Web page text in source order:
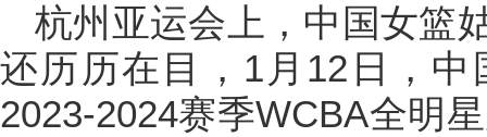
杭州亚运会上，中国女篮
还历历在目，1月12日，
2023-2024赛季WCBA全明